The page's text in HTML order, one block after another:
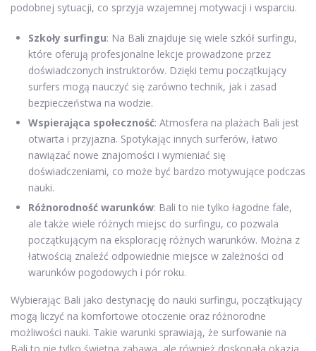
podobnej sytuacji, co sprzyja wzajemnej motywacji i wsparciu.
Szkoły surfingu: Na Bali znajduje się wiele szkół surfingu,
które oferują profesjonalne lekcje prowadzone przez
doświadczonych instruktorów. Dzięki temu początkujący
surfers mogą nauczyć się zarówno technik, jak i zasad
bezpieczeństwa na wodzie.
Wspierająca społeczność: Atmosfera na plażach Bali jest
otwarta i przyjazna. Spotykając innych surferów, łatwo
nawiązać nowe znajomości i wymieniać się
doświadczeniami, co może być bardzo motywujące podczas
nauki.
Różnorodność warunków: Bali to nie tylko łagodne fale,
ale także wiele różnych miejsc do surfingu, co pozwala
początkującym na eksplorację różnych warunków. Można z
łatwością znaleźć odpowiednie miejsce w zależności od
warunków pogodowych i pór roku.
Wybierając Bali jako destynację do nauki surfingu, początkujący
mogą liczyć na komfortowe otoczenie oraz różnorodne
możliwości nauki. Takie warunki sprawiają, że surfowanie na